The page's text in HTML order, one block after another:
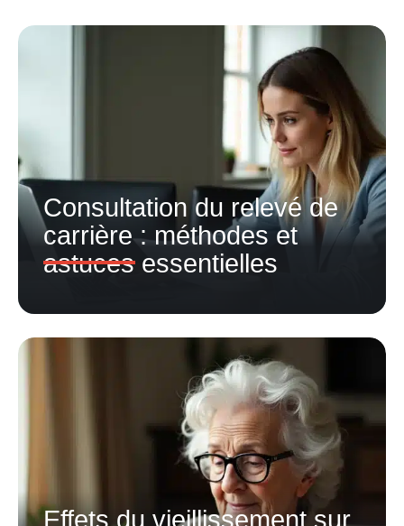
Consultation du relevé de
carrière : méthodes et
astuces essentielles
Effets du vieillissement sur